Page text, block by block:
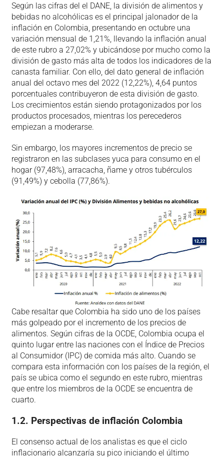
Según las cifras del el DANE, la división de alimentos y
bebidas no alcohólicas es el principal jalonador de la
inflación en Colombia, presentando en octubre una
variación mensual de 1,21%, llevando la inflación anual
de este rubro a 27,02% y ubicándose por mucho como la
división de gasto más alta de todos los indicadores de la
canasta familiar. Con ello, del dato general de inflación
anual del octavo mes del 2022 (12,22%), 4,64 puntos
porcentuales contribuyeron de esta división de gasto.
Los crecimientos están siendo protagonizados por los
productos procesados, mientras los perecederos
empiezan a moderarse.
Sin embargo, los mayores incrementos de precio se
registraron en las subclases yuca para consumo en el
hogar (97,48%), arracacha, ñame y otros tubérculos
(91,49%) y cebolla (77,86%).
Cabe resaltar que Colombia ha sido uno de los países
más golpeado por el incremento de los precios de
alimentos. Según cifras de la OCDE, Colombia ocupa el
quinto lugar entre las naciones con el Índice de Precios
al Consumidor (IPC) de comida más alto. Cuando se
compara esta información con los países de la región, el
país se ubica como el segundo en este rubro, mientras
que entre los miembros de la OCDE se encuentra de
cuarto.
1.2. Perspectivas de inflación Colombia
El consenso actual de los analistas es que el ciclo
inflacionario alcanzaría su pico iniciando el último